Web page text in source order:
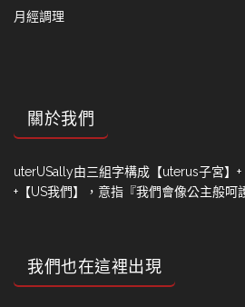
月經調理
關於我們
uterUSally由三組字構成【uterus子宮】+
+【US我們】，意指『我們會像公主般呵
我們也在這裡出現